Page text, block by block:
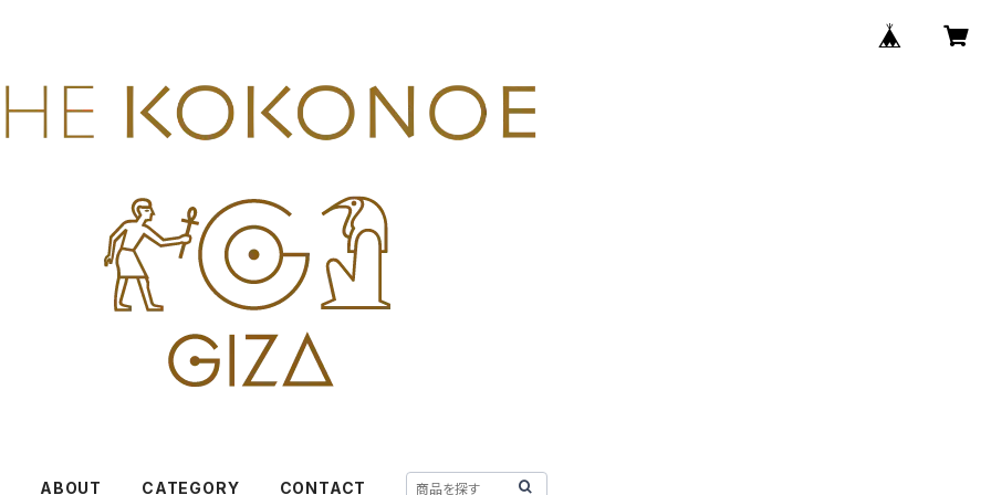
ABOUT CATEGORY CONTACT